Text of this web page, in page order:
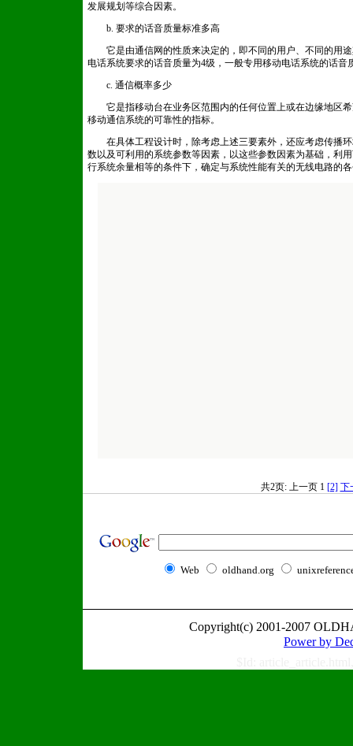
发展规划等综合因素。
b. 要求的话音质量标准多高
它是由通信网的性质来决定的，即不同的用户、不同的用途
电话系统要求的话音质量为4级，一般专用移动电话系统的话音
c. 通信概率多少
它是指移动台在业务区范围内的任何位置上或在边缘地区希
移动通信系统的可靠性的指标。
在具体工程设计时，除考虑上述三要素外，还应考虑传播环
数以及可利用的系统参数等因素，以这些参数因素为基础，利
行系统余量相等的条件下，确定与系统性能有关的无线电路的
共2页: 上一页 1 [2] 下
Web oldhand.org
Copyright(c) 2001-2007
Power by